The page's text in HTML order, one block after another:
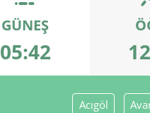
GÜNEŞ
05:42
Acıgöl